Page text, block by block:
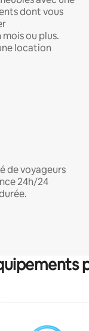
dont vous
ou plus.
location
de voyageurs
24h/24